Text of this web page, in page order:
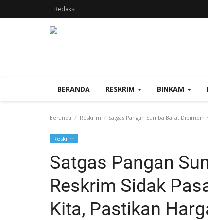
Redaksi
BERANDA RESKRIM BINKAM
Beranda Reskrim Satgas Pangan Sumba Barat Dipimpin
Reskrim
Satgas Pangan
Reskrim Sidak
Kita, Pastikan